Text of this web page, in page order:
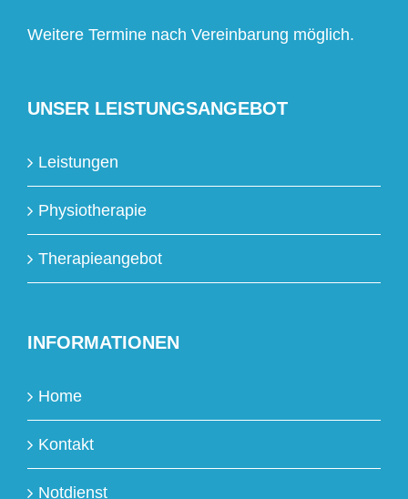
Weitere Termine nach Vereinbarung möglich.
UNSER LEISTUNGSANGEBOT
Leistungen
Physiotherapie
Therapieangebot
INFORMATIONEN
Home
Kontakt
Notdienst